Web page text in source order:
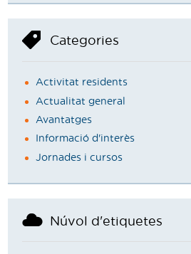
Categories
Activitat residents
Actualitat general
Avantatges
Informació d'interès
Jornades i cursos
Núvol d'etiquetes